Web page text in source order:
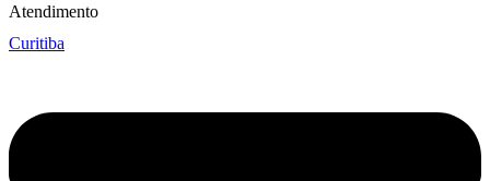
Atendimento
Curitiba